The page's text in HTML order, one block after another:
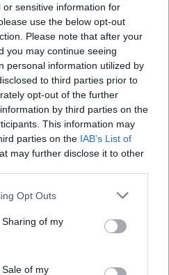
sensitive information for
use the below opt-out
Please note that after your
you may continue seeing
personal information utilized by
to third parties prior to
opt-out of the further
by third parties on the
This information may
parties on the IAB’s List of
may further disclose it to other
app uses one or more Google
behaviour. You may click to
and its third-party tags to
purposes in below Google
Opt Outs
of my
of my
«Οδύσσειας» σε ένα
της Σικελίας
ΒΑΣΙΛΙΚΉ ΚΟΥΚΊΟΥ